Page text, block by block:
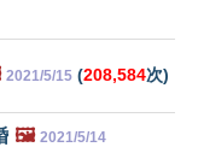
2021/5/15 (208,584次)
🖼️ 2021/5/14